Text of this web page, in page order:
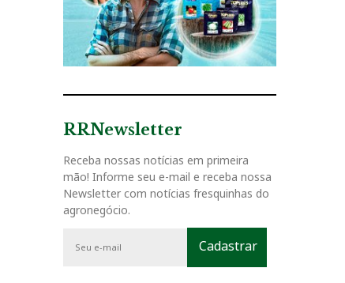
RRNewsletter
Receba nossas notícias em primeira
mão! Informe seu e-mail e receba nossa
Newsletter com notícias fresquinhas do
agronegócio.